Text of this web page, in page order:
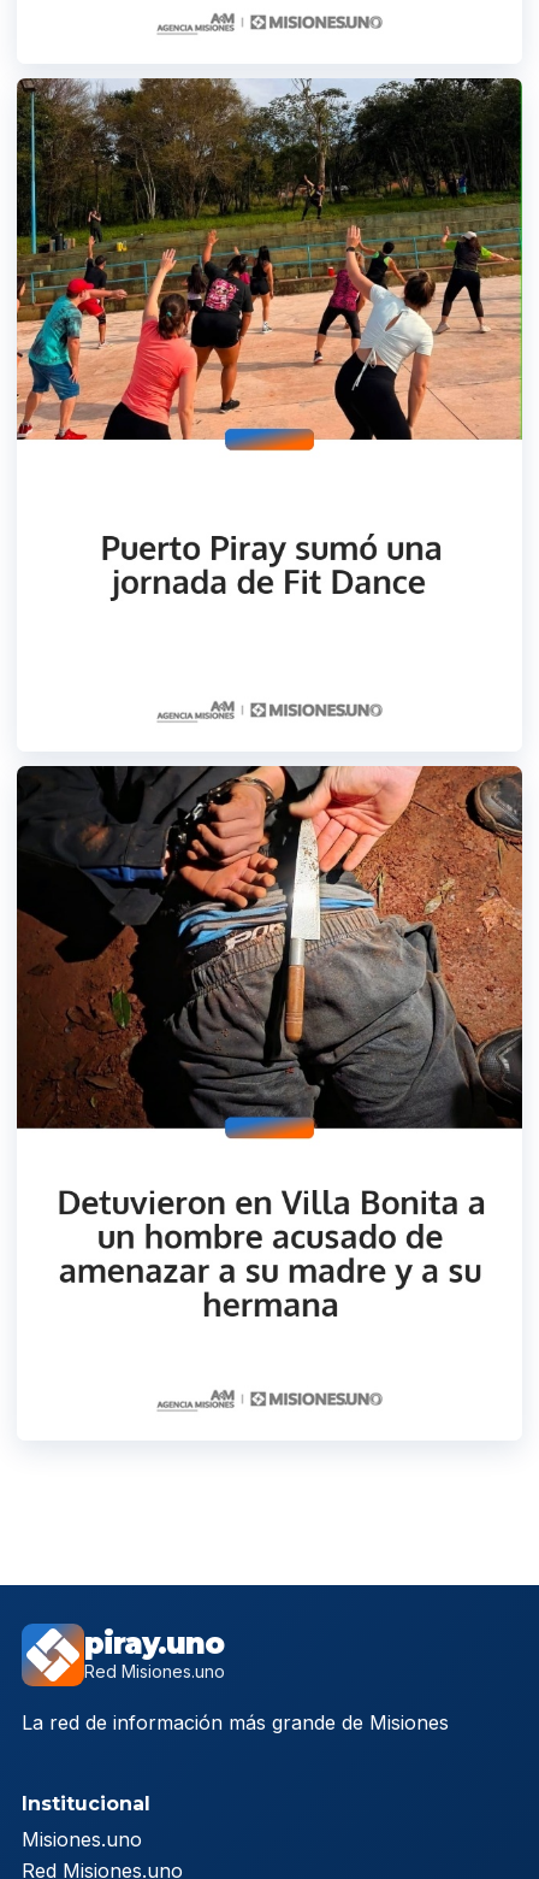
piray.uno
Red Misiones.uno
La red de información más grande de Misiones
Institucional
Misiones.uno
Red Misiones.uno